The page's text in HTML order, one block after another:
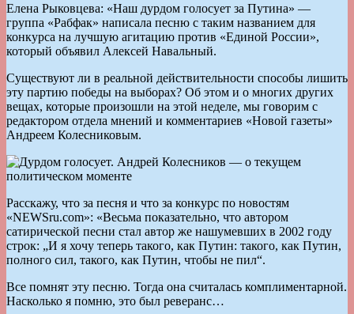
Елена Рыковцева: «Наш дурдом голосует за Путина» —
группа «Рабфак» написала песню с таким названием для
конкурса на лучшую агитацию против «Единой России»,
который объявил Алексей Навальный.
Существуют ли в реальной действительности способы лишить
эту партию победы на выборах? Об этом и о многих других
вещах, которые произошли на этой неделе, мы говорим с
редактором отдела мнений и комментариев «Новой газеты»
Андреем Колесниковым.
Расскажу, что за песня и что за конкурс по новостям
«NEWSru.com»: «Весьма показательно, что автором
сатирической песни стал автор же нашумевших в 2002 году
строк: „И я хочу теперь такого, как Путин: такого, как Путин,
полного сил, такого, как Путин, чтобы не пил“.
Все помнят эту песню. Тогда она считалась комплиментарной.
Насколько я помню, это был реверанс…